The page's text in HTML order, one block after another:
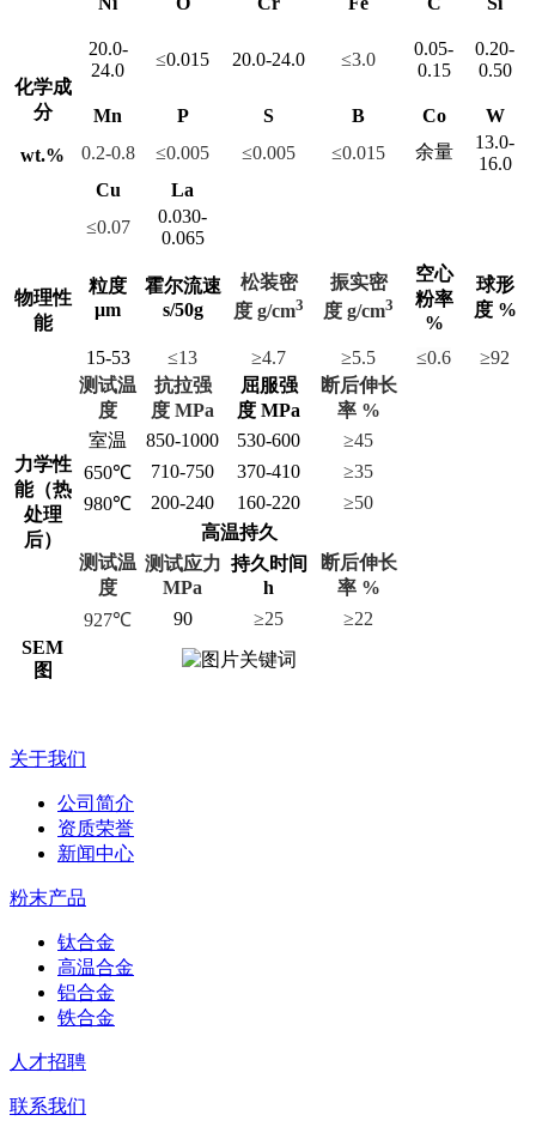
化学成
分
wt.%
20.0-
24.0
≤0.015 20.0-24.0 ≤3.0
0.05-
0.15
0.20-
0.50
Mn P S B Co
W
0.2-0.8
≤0.005 ≤0.005 ≤0.015 余量
13.0-
16.0
Cu
La
≤0.07
0.030-
0.065
物理性
能
粒度
μm
霍尔流速
s/50g
松装密
度 g/cm3
振实密
度 g/cm3
空心
粉率
%
球形
度 %
15-53 ≤13 ≥4.7 ≥5.5 ≤0.6 ≥92
力学性
能（热
处理
后）
测试温
度
抗拉强
度 MPa
屈服强
度 MPa
断后伸长
率 %
室温
850-1000 530-600
≥45
650℃
710-750 370-410
≥35
980℃
200-240 160-220
≥50
高温持久
测试温
度
测试应力
MPa
持久时间
h
断后伸长
率 %
927℃
90 ≥25
≥22
SEM
图
关于我们
公司简介
资质荣誉
新闻中心
粉末产品
钛合金
高温合金
铝合金
铁合金
人才招聘
联系我们